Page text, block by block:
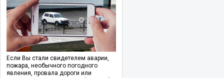
Если Вы стали свидетелем аварии,
пожара, необычного погодного
явления, провала дороги или